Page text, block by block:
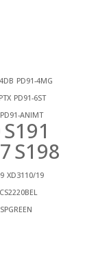
PD91-4MG
PD91-6ST
PD91-ANIMT
S191
S198
XD3110/19